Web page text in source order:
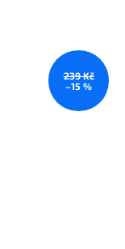
239 Kč
–15 %